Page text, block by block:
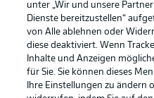
Rechtliche Hinweise
Datenschutz
Broadcaster
Jobs
unter „Wir und unsere
Dienste bereitzustellen“
von Alle ablehnen oder
diese deaktiviert. Wenn
Inhalte und Anzeigen
für Sie. Sie können dieses
Ihre Einstellungen zu ändern